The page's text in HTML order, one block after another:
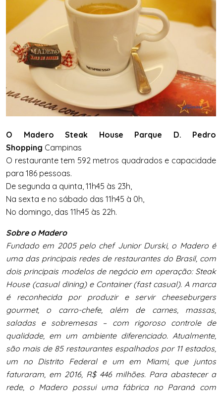
O Madero Steak House Parque D. Pedro
Shopping Campinas
O restaurante tem 592 metros quadrados e capacidade
para 186 pessoas.
De segunda a quinta, 11h45 às 23h,
Na sexta e no sábado das 11h45 à 0h,
No domingo, das 11h45 às 22h.
Sobre o Madero
Fundado em 2005 pelo chef Junior Durski, o Madero é
uma das principais redes de restaurantes do Brasil, com
dois principais modelos de negócio em operação: Steak
House (casual dining) e Container (fast casual). A marca
é reconhecida por produzir e servir cheeseburgers
gourmet, o carro-chefe, além de carnes, massas,
saladas e sobremesas – com rigoroso controle de
qualidade, em um ambiente diferenciado. Atualmente,
são mais de 85 restaurantes espalhados por 11 estados,
um no Distrito Federal e um em Miami, que juntos
faturaram, em 2016, R$ 446 milhões. Para abastecer a
rede, o Madero possui uma fábrica no Paraná com